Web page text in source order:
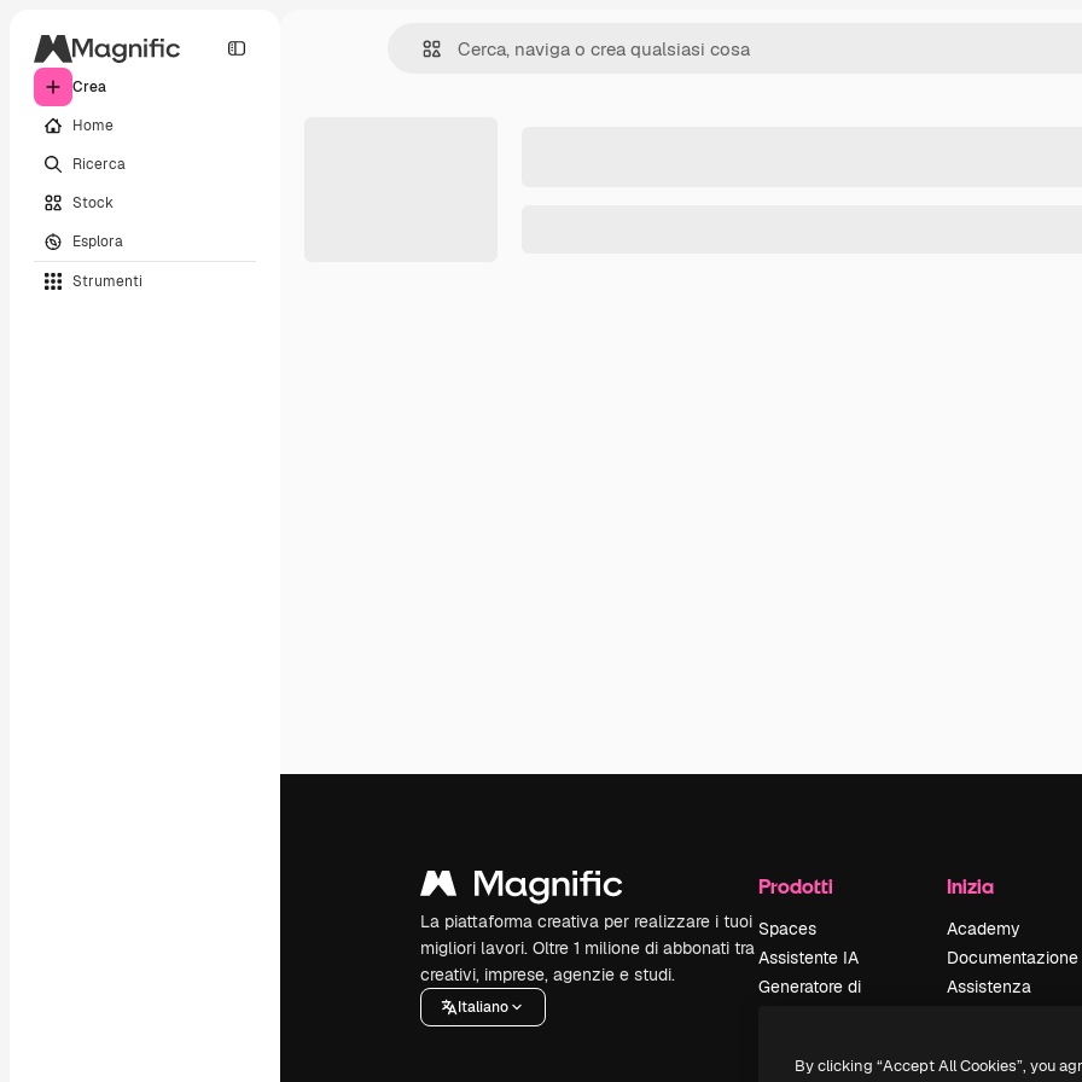
Crea
Home
Ricerca
Stock
Esplora
Strumenti
La piattaforma creativa per realizzare i tuoi
migliori lavori. Oltre 1 milione di abbonati tra
creativi, imprese, agenzie e studi.
Italiano
Prodotti
Spaces
Assistente IA
Generatore di
Inizia
Academy
Documentazione
Assistenza
Politica sulla
By clicking “Accept All Cookies”, you